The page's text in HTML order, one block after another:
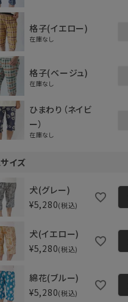
格子(イエロー)
在庫なし
格子(ベージュ)
在庫なし
ひまわり（ネイビ
ー）
在庫なし
イズ
犬(グレー)
¥5,280 税込
犬(イエロー)
¥5,280 税込
綿花(ブルー)
¥5,280 税込